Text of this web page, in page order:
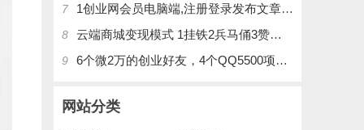
7 1创业网会员电脑端,注册登录发布文章,操作介绍
8 云端商城变现模式 1挂铁2兵马俑3赞刷4涨粉，带你玩.赚风口项日
9 6个微2万的创业好友，4个QQ5500项目好友，QQ每天在线人数2400人、承接朋友圈广告投放
网站分类